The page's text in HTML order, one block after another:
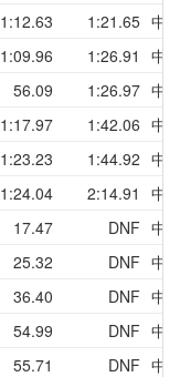
1:12.63 1:21.65 中
1:09.96 1:26.91
中
56.09 1:26.97 中
1:17.97 1:42.06 中
1:23.23 1:44.92 中
1:24.04 2:14.91
中
17.47 DNF 中
25.32 DNF 中
36.40 DNF 中
54.99 DNF 中
55.71 DNF 中